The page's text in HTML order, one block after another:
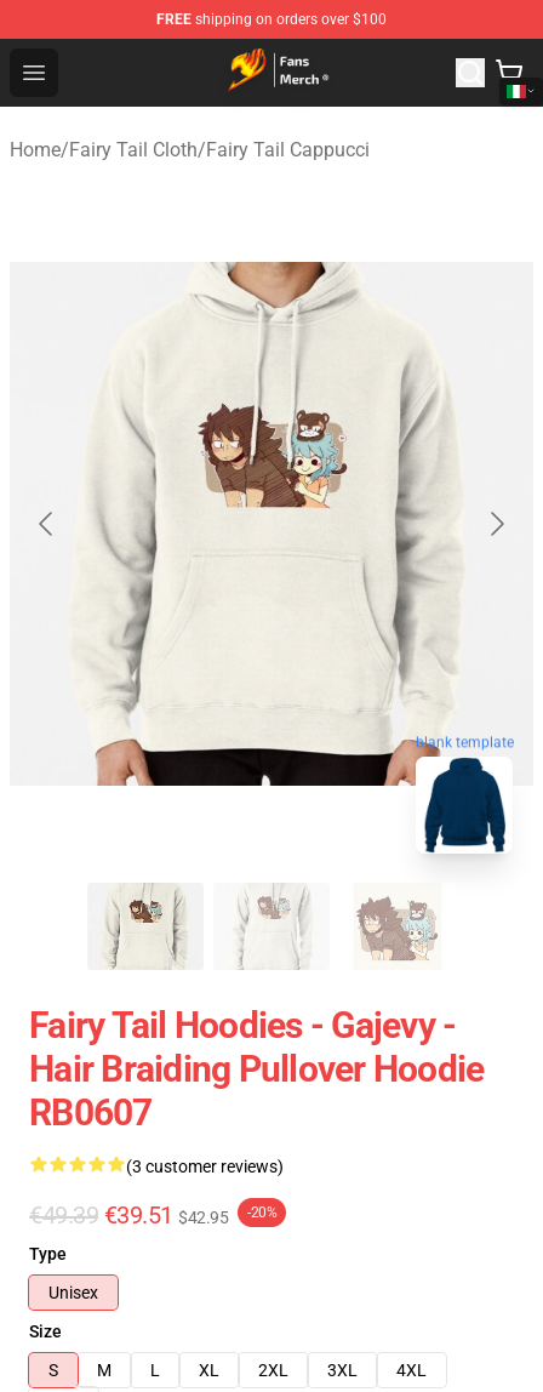
FREE shipping on orders over $100
Open menu
Fairy Tail Store - Official Fairy Tail Merchandise Shop
Home/Fairy Tail Cloth/Fairy Tail Cappucci
blank template
Fairy Tail Hoodies - Gajevy -
Hair Braiding Pullover Hoodie
RB0607
(3 customer reviews)
€49.39 €39.51 $42.95 -20%
Type
Unisex
Size
S
M L XL 2XL 3XL
4XL